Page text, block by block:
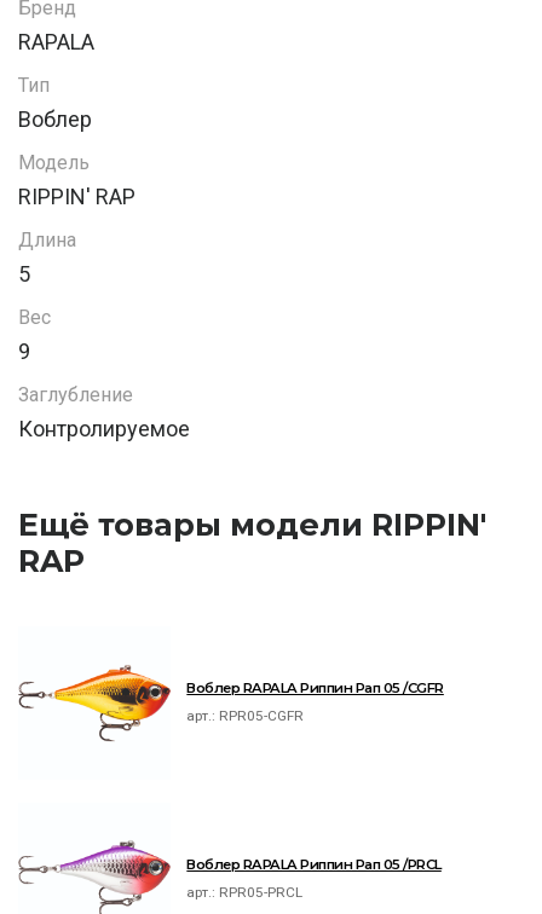
Бренд
RAPALA
Тип
Воблер
Модель
RIPPIN' RAP
Длина
5
Вес
9
Заглубление
Контролируемое
Ещё товары модели RIPPIN'
RAP
Воблер RAPALA Риппин Рап 05 /CGFR
арт.: RPR05-CGFR
Воблер RAPALA Риппин Рап 05 /PRCL
арт.: RPR05-PRCL